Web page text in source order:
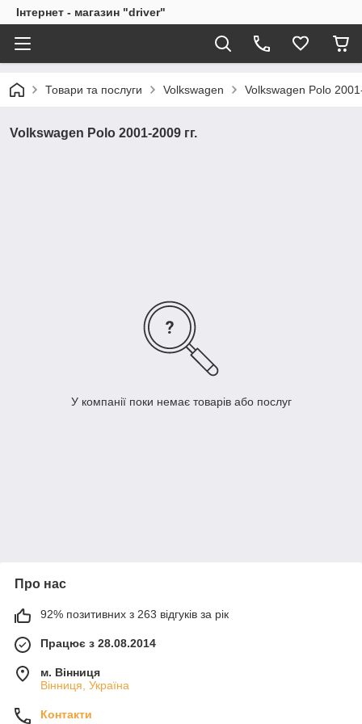
Інтернет - магазин "driver"
Товари та послуги Volkswagen Volkswagen Polo
Volkswagen Polo 2001-2009 гг.
У компанії поки немає товарів або послуг
Про нас
92% позитивних з 263 відгуків за рік
Працює з 28.08.2014
м. Вінниця
Вінниця, Україна
Контакти